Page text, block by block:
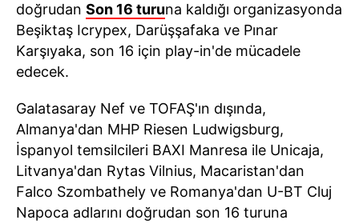
doğrudan Son 16 turuna kaldığı organizasyonda
Beşiktaş Icrypex, Darüşşafaka ve Pınar
Karşıyaka, son 16 için play-in'de mücadele
edecek.
Galatasaray Nef ve TOFAŞ'ın dışında,
Almanya'dan MHP Riesen Ludwigsburg,
İspanyol temsilcileri BAXI Manresa ile Unicaja,
Litvanya'dan Rytas Vilnius, Macaristan'dan
Falco Szombathely ve Romanya'dan U-BT Cluj
Napoca adlarını doğrudan son 16 turuna